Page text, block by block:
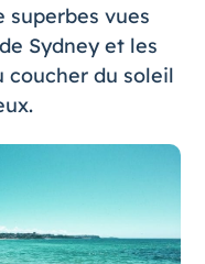
vues
Sydney et les
coucher du soleil